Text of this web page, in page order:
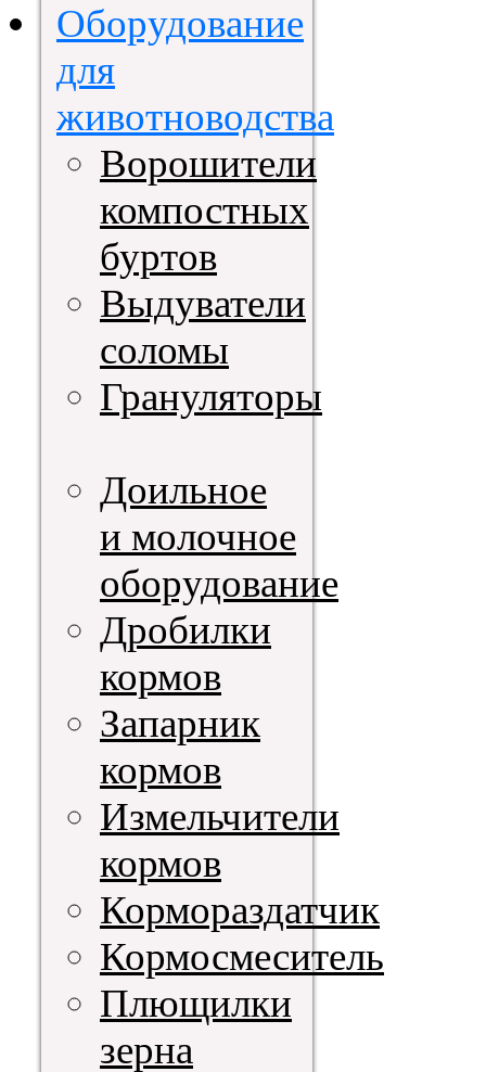
Оборудование
для
животноводства
Ворошители
компостных
буртов
Выдуватели
соломы
Грануляторы
Доильное
и молочное
оборудование
Дробилки
кормов
Запарник
кормов
Измельчители
кормов
Кормораздатчик
Кормосмеситель
Плющилки
зерна